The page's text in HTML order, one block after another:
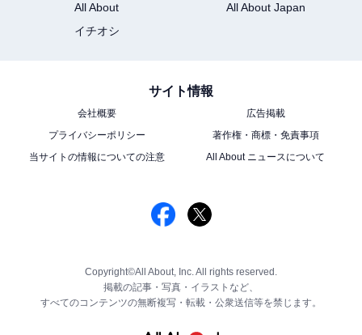
All About
All About Japan
イチオシ
サイト情報
会社概要
広告掲載
プライバシーポリシー
著作権・商標・免責事項
当サイトの情報についての注意
All About ニュースについて
Copyright©All About, Inc. All rights reserved.
掲載の記事・写真・イラストなど、
すべてのコンテンツの無断複写・転載・公衆送信等を禁じます。